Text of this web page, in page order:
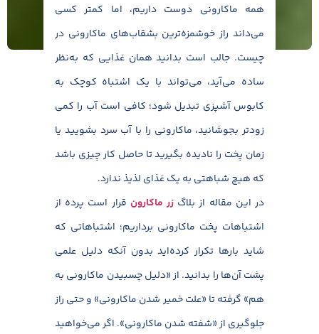
همه ماکارونی دوست داریم، اما کمتر کسی
می‌داند راز خوشمزه‌ترین بشقاب‌های ماکارونی در
چیست. جالب است بدانید همان غذایی که به‌نظر
ساده می‌آید، می‌تواند با یک اشتباه کوچک به
کابوس آشپزی تبدیل شود؛ کافی است آب را کمی
زودتر بجوشانید، ماکارونی را با آب سرد بشویید یا
زمان پخت را نادیده بگیرید تا حاصل کار چیزی باشد
که هیچ شباهتی به یک غذای لذیذ ندارد.
در این مقاله از بلاگ زر ماکارون قرار است پرده از
اشتباهات پخت ماکارونی برداریم؛ اشتباهاتی که
شاید بارها تکرار کرده‌اید بدون آنکه دلیل علمی
پشت آن‌ها را بدانید. از «دلیل چسبیدن ماکارونی به
هم» گرفته تا «علت خمیر شدن ماکارونی» و حتی راز
جلوگیری از «شفته شدن ماکارونی». اگر می‌خواهید